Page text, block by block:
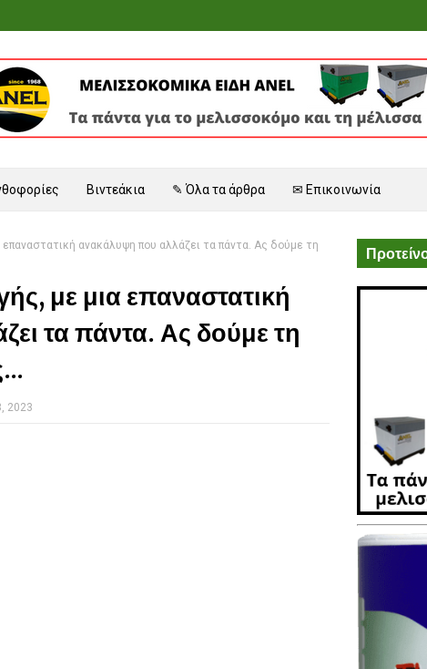
Βιντεάκια ✎ Όλα τα άρθρα ✉ Επικοινωνία
ανακάλυψη που αλλάζει τα πάντα. Ας δούμε τη
με μια επαναστατική
τα πάντα. Ας δούμε τη
2023